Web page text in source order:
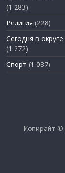
(1 283)
Религия (228)
Сегодня в округе
(1 272)
Спорт (1 087)
Копирайт ©